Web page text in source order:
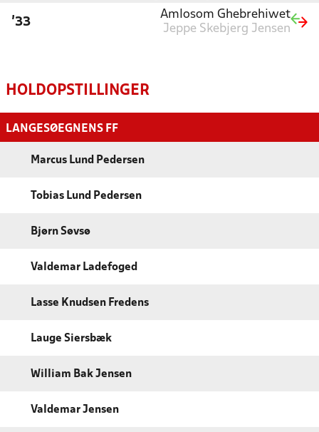
'33
Amlosom Ghebrehiwet
Jeppe Skebjerg Jensen
HOLDOPSTILLINGER
LANGESØEGNENS FF
Marcus Lund Pedersen
Tobias Lund Pedersen
Bjørn Søvsø
Valdemar Ladefoged
Lasse Knudsen Fredens
Lauge Siersbæk
William Bak Jensen
Valdemar Jensen